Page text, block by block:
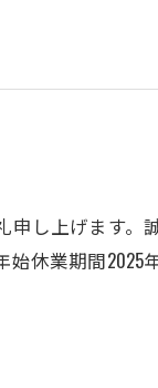
し上げます
業期間2025年